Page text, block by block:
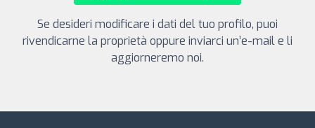
Se desideri modificare i dati del tuo profilo, puoi
rivendicarne la proprietà oppure inviarci un’e-mail e li
aggiorneremo noi.